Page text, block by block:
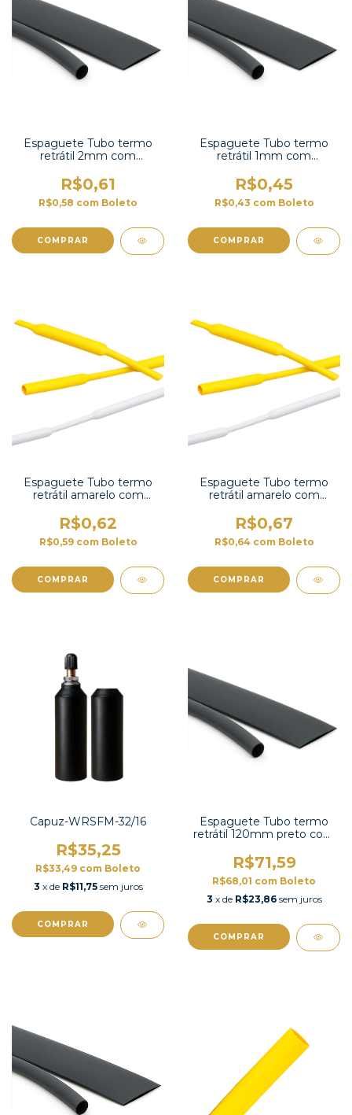
Espaguete Tubo termo
retrátil 2mm com
UL
R$0,61
R$0,58 com Boleto
COMPRAR
Espaguete Tubo termo
retrátil 1mm com
R$0,45
R$0,43 com Boleto
COMPRAR
Espaguete Tubo termo
retrátil amarelo com
2,5YW
R$0,62
R$0,59 com Boleto
COMPRAR
Espaguete Tubo termo
retrátil amarelo com
1,5YW
R$0,67
R$0,64 com Boleto
COMPRAR
Capuz-WRSFM-32/16
R$35,25
R$33,49 com Boleto
3 x de R$11,75 sem juros
COMPRAR
Espaguete Tubo termo
retrátil 120mm preto com
R$71,59
R$68,01 com Boleto
3 x de R$23,86 sem juros
COMPRAR